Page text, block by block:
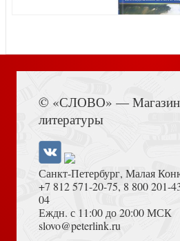
Открытка ретро Христос
ярмарка» 14,5*10,5
Открытка «Любовь все
Достоевский Ф.М. Сила и
© «СЛОВО» — Магазин
литературы
Санкт-Петербург, Малая
+7 812 571-20-75, 8 800 201-
04
Еждн. с 11:00 до 20:00 МСК
slovo@peterlink.ru